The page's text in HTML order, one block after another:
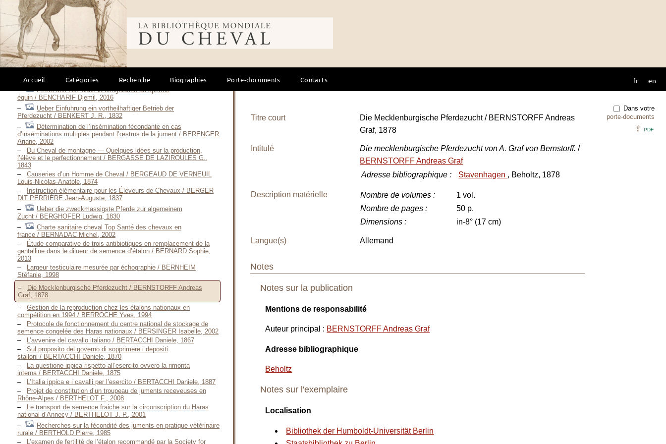
Bibliothèque mondiale du cheval
Accueil Catégories Recherche Biographies Porte-documents Contacts fr en
1866
Élevage du cheval en Aquitaine / BEAUDEAUX Karine, 1998
Des Chevaux en France et de leur régénération / B... Comte de,
1832
Examen des divers modes de Remontes militaires / BELEURGEY
Philibert-Symphorien, S. D. [1835]
Création d’un centre de production de semence congelée équine au
Maroc / BENAMAR Malak, 1999
Haras de Sidi Thabet / BENAOUN Belgacem, 2006
Effets des LDL dans la congélation du sperme
équin / BENCHARIF Djemil, 2016
Ueber Einfuhrung ein vortheilhaftiger Betrieb der
Pferdezucht / BENKERT J. R., 1832
Détermination de l’insémination fécondante en cas
d’inséminations multiples pendant l’œstrus de la jument / BERENGER
Ariane, 2002
Du Cheval de montagne — Quelques idées sur la production,
l’élève et le perfectionnement / BERGASSE DE LAZIROULES G.,
1843
Causeries d’un Homme de Cheval / BERGEAUD DE VERNEUIL
Louis-Nicolas-Anatole, 1874
Instruction élémentaire pour les Éleveurs de Chevaux / BERGER
DIT PERRIÈRE Jean-Auguste, 1837
Ueber die zweckmassigste Pferde zur algemeinem
Zucht / BERGHOFER Ludwig, 1830
Charte sanitaire cheval Top Santé des chevaux en
france / BERNADAC Michel, 2002
Étude comparative de trois antibiotiques en remplacement de la
gentalline dans le dilueur de semence d’étalon / BERNARD Sophie,
2013
Largeur testiculaire mesurée par échographie / BERNHEIM
Stéfanie, 1998
Die Mecklenburgische Pferdezucht / BERNSTORFF Andreas
Graf, 1878
Gestion de la reproduction chez les étalons nationaux en
compétition en 1994 / BERROCHE Yves, 1994
Protocole de fonctionnement du centre national de stockage de
semence congelée des Haras nationaux / BERSINGER Isabelle, 2002
L’avvenire del cavallo italiano / BERTACCHI Daniele, 1867
Sul proposito del governo di sopprimere i depositi
stalloni / BERTACCHI Daniele, 1870
La questione ippica rispetto all’esercito ovvero la rimonta
interna / BERTACCHI Daniele, 1875
L’Italia ippica e i cavalli per l’esercito / BERTACCHI Daniele, 1887
Projet de constitution d’un troupeau de juments receveuses en
Rhône-Alpes / BERTHELOT F., 2008
Le transport de semence fraiche sur la circonscription du Haras
national d’Annecy / BERTHELOT J.-P., 2001
Recherches sur la fécondité des juments en pratique vétérinaire
rurale / BERTHOLD Pierre, 1985
L’examen de fertilité de l’étalon recommandé par la Society for
Dans votre
porte-documents
⇪ PDF
Titre court
Die Mecklenburgische Pferdezucht / BERNSTORFF Andreas
Graf, 1878
Intitulé Die mecklenburgische Pferdezucht von A. Graf von Bernstorff./
BERNSTORFF Andreas Graf
Adresse bibliographique : Stavenhagen , Beholtz, 1878
Description matérielle Nombre de volumes :
1 vol.
Nombre de pages :
50 p.
Dimensions : in-8° (17 cm)
Langue(s) Allemand
Notes
Notes sur la publication
Mentions de responsabilité
Auteur principal : BERNSTORFF Andreas Graf
Adresse bibliographique
Beholtz
Notes sur l'exemplaire
Localisation
Bibliothek der Humboldt-Universität Berlin